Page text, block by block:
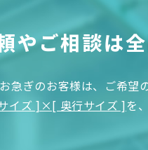
やご相談は
お急ぎのお客様は、ご希望
イズ ]×[ 奥行サイズ ]を